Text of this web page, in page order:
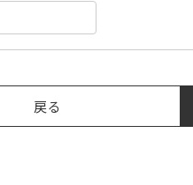
戻る